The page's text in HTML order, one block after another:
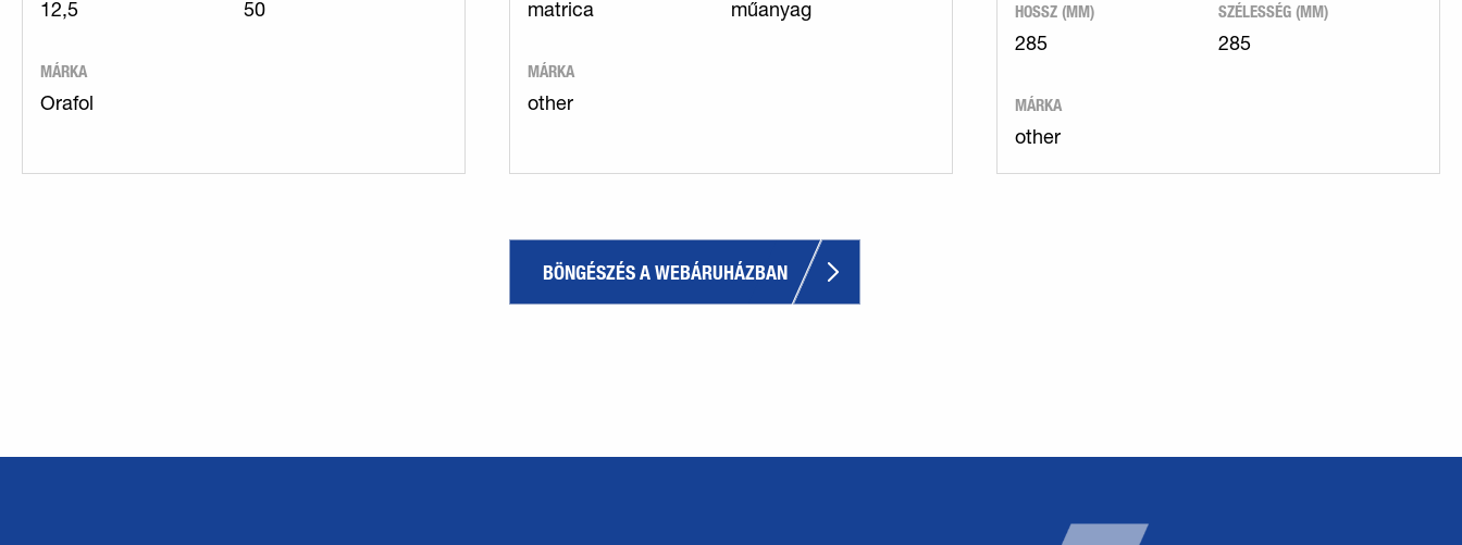
12,5 50
MÁRKA
Orafol
matrica műanyag
MÁRKA
other
HOSSZ (MM)
285
SZÉLESSÉG (MM)
285
MÁRKA
other
BÖNGÉSZÉS A WEBÁRUHÁZBAN